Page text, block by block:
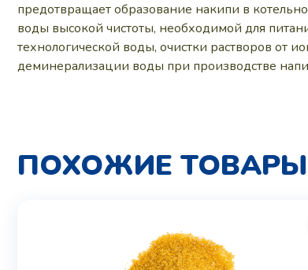
предотвращает образование накипи в
воды высокой чистоты, необходимой для
технологической воды, очистки растворов от
деминерализации воды при производстве
ПОХОЖИЕ ТОВАРЫ